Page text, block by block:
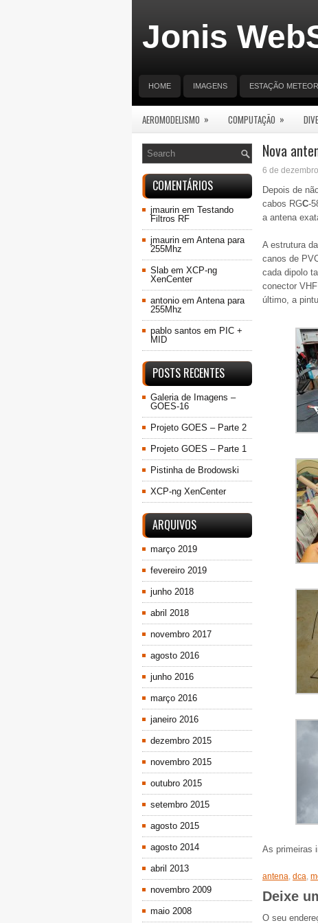
Jonis
HOME IMAGENS ESTAÇÃO
AEROMODELISMO » COMPUTAÇÃO »
Nova
6 de
Depois de
cabos RGC-
a antena
A estrutura
canos de
cada dipolo
conector
último, a
As primeiras
antena, dca,
Deixe
O seu
COMENTÁRIOS
jmaurin em Testando
Filtros RF
jmaurin em Antena para
255Mhz
Slab em XCP-ng
XenCenter
antonio em Antena para
255Mhz
pablo santos em PIC +
MID
POSTS RECENTES
Galeria de Imagens –
GOES-16
Projeto GOES – Parte 2
Projeto GOES – Parte 1
Pistinha de Brodowski
XCP-ng XenCenter
ARQUIVOS
março 2019
fevereiro 2019
junho 2018
abril 2018
novembro 2017
agosto 2016
junho 2016
março 2016
janeiro 2016
dezembro 2015
novembro 2015
outubro 2015
setembro 2015
agosto 2015
agosto 2014
abril 2013
novembro 2009
maio 2008